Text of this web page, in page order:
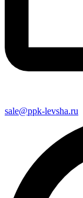
sale@ppk-levsha.ru